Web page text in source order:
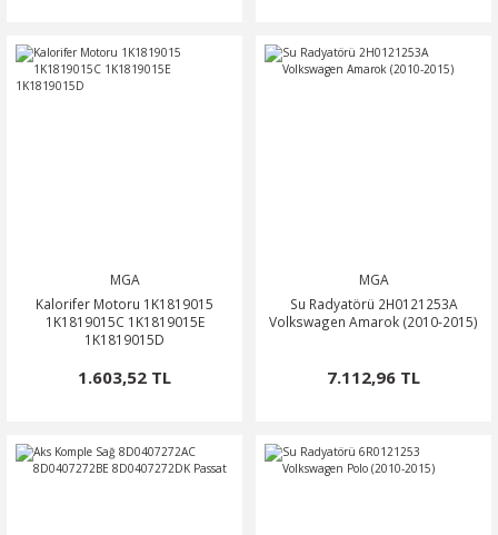
MGA
Kalorifer Motoru 1K1819015
1K1819015C 1K1819015E
1K1819015D
1.603,52 TL
MGA
Su Radyatörü 2H0121253A
Volkswagen Amarok (2010-2015)
7.112,96 TL